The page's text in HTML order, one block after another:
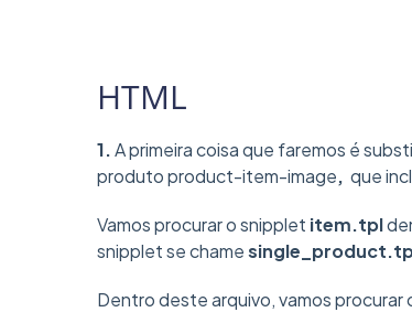
HTML
1.A primeira coisa que faremos é
produto product-item-image, que
Vamos procurar o snipplet item.tpl
snipplet se chame
Dentro deste arquivo, vamos